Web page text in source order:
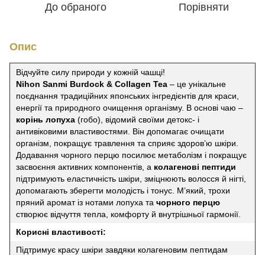
До обраного Порівняти
Опис
Відчуйте силу природи у кожній чашці!
Nihon Sanmi Burdock & Collagen Tea – це унікальне
поєднання традиційних японських інгредієнтів для краси,
енергії та природного очищення організму. В основі чаю –
корінь лопуха (гобо), відомий своїми детокс- і
антивіковими властивостями. Він допомагає очищати
організм, покращує травлення та сприяє здоров’ю шкіри.
Додавання чорного перцю посилює метаболізм і покращує
засвоєння активних компонентів, а колагенові пептиди
підтримують еластичність шкіри, зміцнюють волосся й нігті,
допомагають зберегти молодість і тонус. М’який, трохи
пряний аромат із нотами лопуха та чорного перцю
створює відчуття тепла, комфорту й внутрішньої гармонії.
Корисні властивості:
Підтримує красу шкіри завдяки колагеновим пептидам